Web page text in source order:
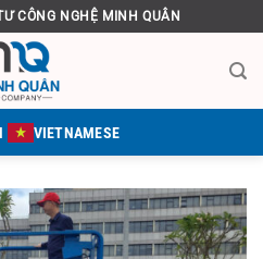
CÔNG NGHỆ MINH QUÂN
VIETNAMESE